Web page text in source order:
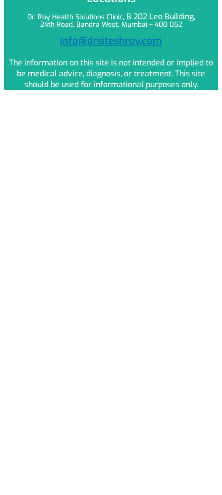
Dr. Roy Health Solutions Clinic, B 202 Leo Building,
24th Road, Bandra West, Mumbai – 400 052
info@drsiteshroy.com
The information on this site is not intended or implied to
be medical advice, diagnosis, or treatment. This site
should be used for informational purposes only.